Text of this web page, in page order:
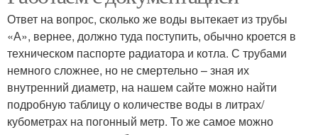
Ответ на вопрос, сколько же воды вытекает из трубы
«А», вернее, должно туда поступить, обычно кроется в
техническом паспорте радиатора и котла. С трубами
немного сложнее, но не смертельно – зная их
внутренний диаметр, на нашем сайте можно найти
подробную таблицу о количестве воды в литрах/
кубометрах на погонный метр. То же самое можно